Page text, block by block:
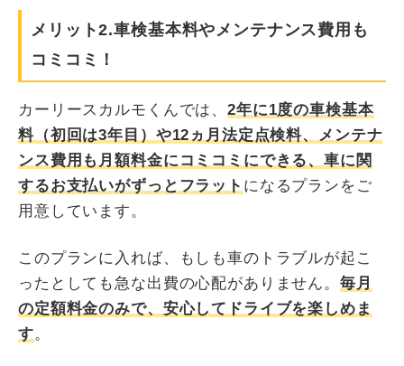
メリット2.車検基本料やメンテナンス費用も
コミコミ！
カーリースカルモくんでは、2年に1度の車検基本
料（初回は3年目）や12ヵ月法定点検料、メンテナ
ンス費用も月額料金にコミコミにできる、車に関
するお支払いがずっとフラット になるプランをご
用意しています。
このプランに入れば、もしも車のトラブルが起こ
ったとしても急な出費の心配がありません。 毎月
の定額料金のみで、安心してドライブを楽しめま
す。